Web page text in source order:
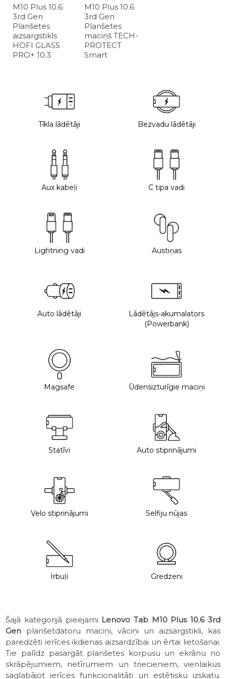
M10 Plus 10.6
3rd Gen
Planšetes
aizsargstikls
HOFI GLASS
PRO+ 10.3
M10 Plus 10.6
3rd Gen
Planšetes
maciņš TECH-
PROTECT
Smart
Tīkla lādētāji Bezvadu lādētāji
Aux kabeļi C tipa vadi
Lightning vadi Austiņas
Auto lādētāji
Lādētājs-akumalators
(Powerbank)
Magsafe Ūdensizturīgie maciņi
Statīvi Auto stiprinājumi
Velo stiprinājumi Selfiju nūjas
Irbuļi Gredzeni
Šajā kategorijā pieejami Lenovo Tab M10 Plus 10.6 3rd
Gen planšetdatoru maciņi, vāciņi un aizsargstikli, kas
paredzēti ierīces ikdienas aizsardzībai un ērtai lietošanai.
Tie palīdz pasargāt planšetes korpusu un ekrānu no
skrāpējumiem, netīrumiem un triecieniem, vienlaikus
saglabājot ierīces funkcionalitāti un estētisku izskatu.